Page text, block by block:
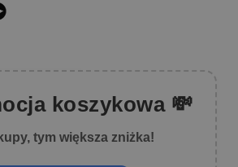
koszykowa 💸
tym większa zniżka!